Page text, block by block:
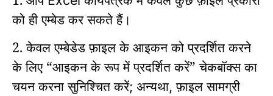
को ही एम्बेड कर सकते हैं।
2. केवल एम्बेडेड फ़ाइल के आइकन को प्रदर्शित करने
के लिए “आइकन के रूप में प्रदर्शित करें” चेकबॉक्स का
चयन करना सुनिश्चित करें; अन्यथा,फ़ाइल सामग्री